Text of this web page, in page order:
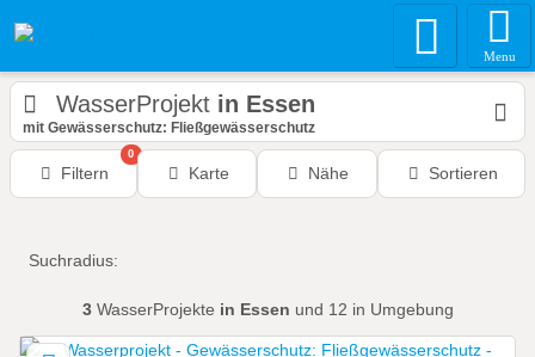
Menu
WasserProjekt in Essen
mit Gewässerschutz: Fließgewässerschutz
Filtern
0
Karte Nähe Sortieren
Suchradius:
3WasserProjekte in Essen und 12 in Umgebung